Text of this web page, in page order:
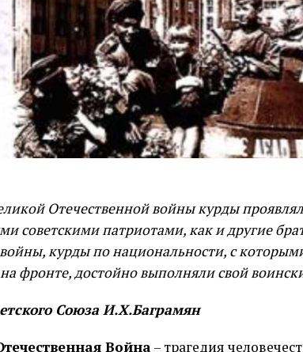
Отечественной войны курды
советскими патриотами, как и другие
войны, курды по национальности, с
фронте, достойно выполняли свой
Союза И.Х.Баграмян
Война– трагедия